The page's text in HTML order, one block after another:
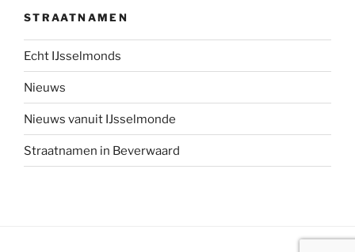
STRAATNAMEN
Echt IJsselmonds
Nieuws
Nieuws vanuit IJsselmonde
Straatnamen in Beverwaard